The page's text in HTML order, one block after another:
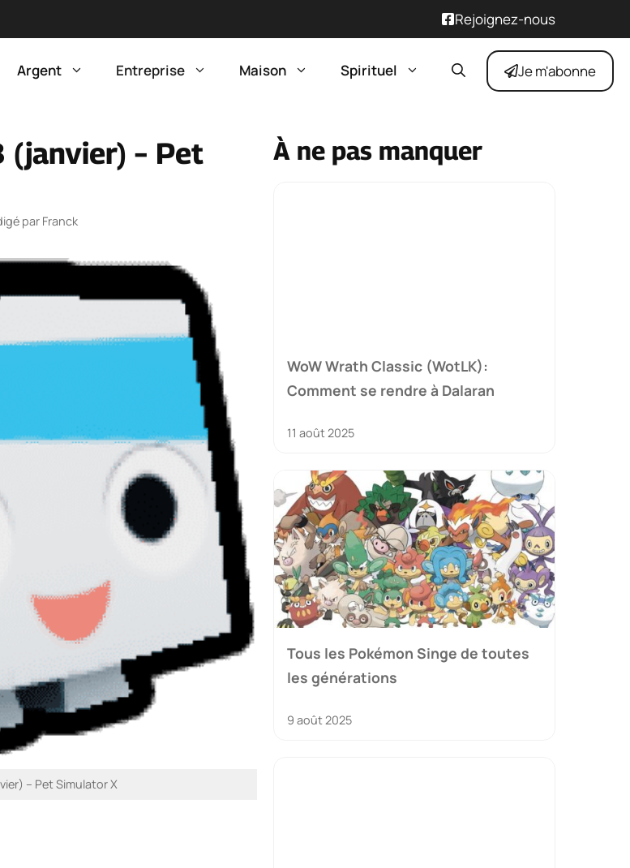
Rejoignez-nous
Argent Entreprise Maison Spirituel Je m'abonne
(janvier) – Pet
par Franck
– Pet Simulator X
À ne pas manquer
WoW Wrath Classic (WotLK):
Comment se rendre à Dalaran
11 août 2025
Tous les Pokémon Singe de toutes
les générations
9 août 2025